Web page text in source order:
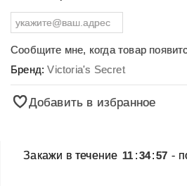
Сообщите мне, когда товар
Бренд:Victoria's Secret
Добавить в избранное
Закажи в течение 11 :34:57 -